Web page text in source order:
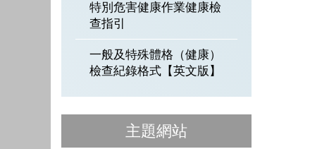
特別危害健康作業健康檢
查指引
一般及特殊體格（健康）
檢查紀錄格式【英文版】
主題網站